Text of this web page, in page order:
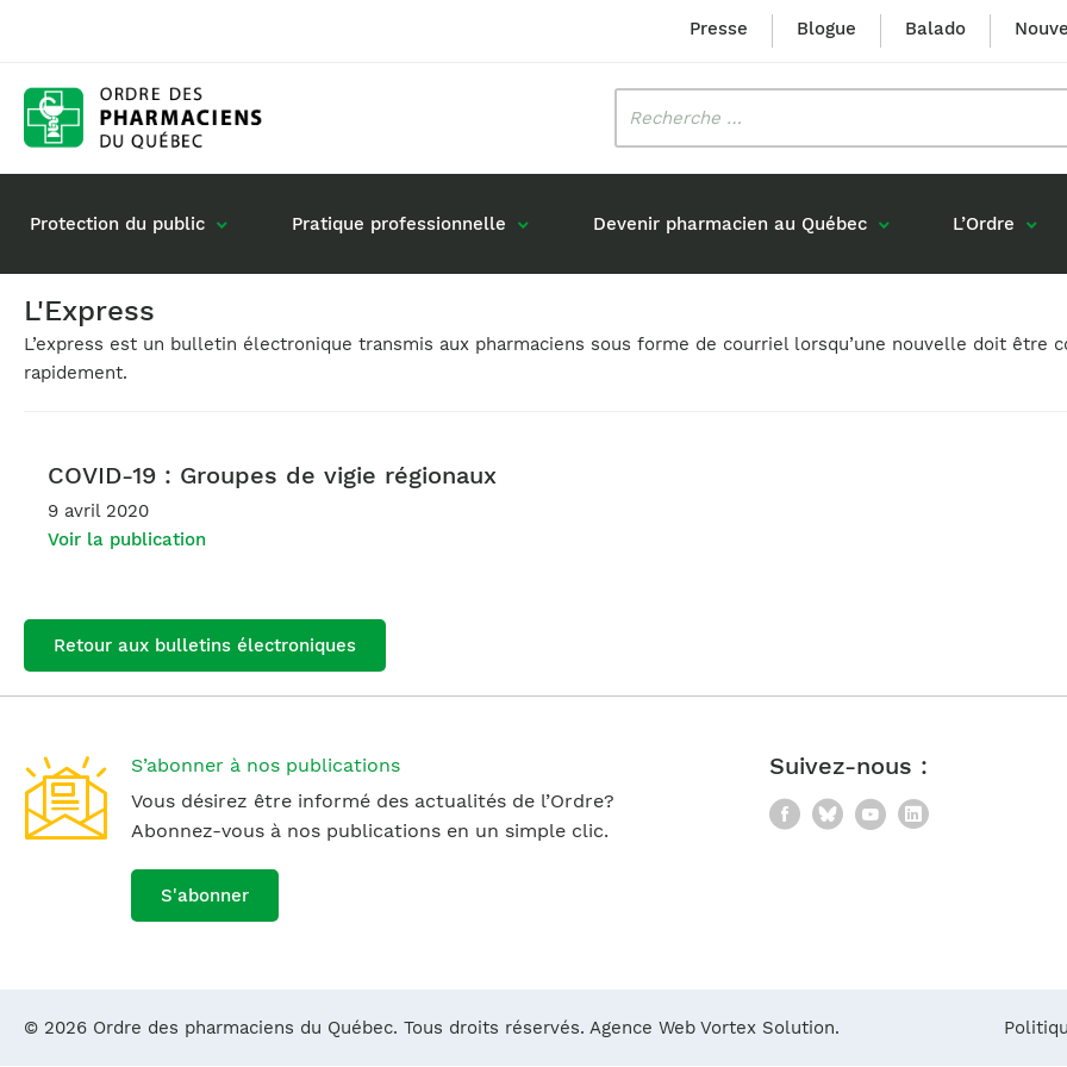
Presse Blogue Balado
Protection du public
Rôle du pharmacien
Pratique professionnelle
Gestion de mon dossier
Commande de matériel
Formation
Devenir pharmacien au Québec L’Ordre
Mission et valeurs
Prix Louis-Hébert
L'Express
L’express est un bulletin électronique transmis aux pharmaciens sous forme de courriel lorsqu’une nouvelle doit être
rapidement.
COVID-19 : Groupes de vigie régionaux
9 avril 2020
Voir la publication
Retour aux bulletins électroniques
S’abonner à nos publications
Vous désirez être informé des actualités de l’Ordre?
Abonnez-vous à nos publications en un simple clic.
S'abonner
Suivez-nous :
Facebook
BlueskyYouTube
LinkedIn
© 2026 Ordre des pharmaciens du Québec. Tous droits réservés. Agence Web Vortex Solution.